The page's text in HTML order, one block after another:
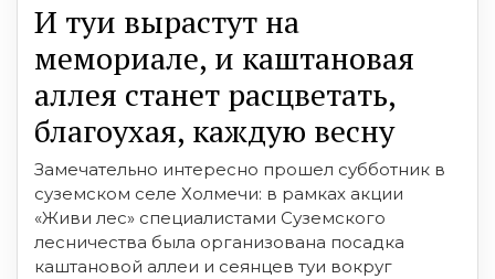
И туи вырастут на
мемориале, и каштановая
аллея станет расцветать,
благоухая, каждую весну
Замечательно интересно прошел субботник в
суземском селе Холмечи: в рамках акции
«Живи лес» специалистами Суземского
лесничества была организована посадка
каштановой аллеи и сеянцев туи вокруг